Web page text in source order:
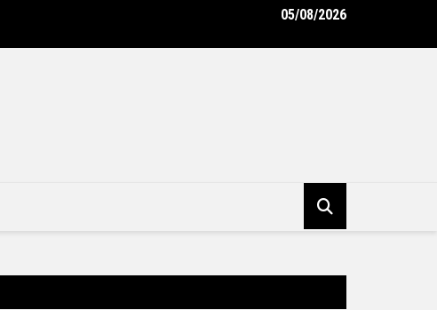
Clin moderniza uniformes e reforça cuidado com a saúde dos garis –
05/08/2026